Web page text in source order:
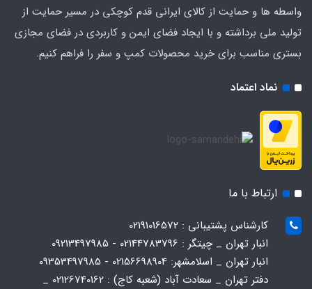
نماد اعتماد
واسطه ها و حمایت از کالای ایرانی قدم کوچکی در مسیر حمایت از
تولید ملی برداشته و با ایجاد فضای ایمن و کاربردی در فضای مجازی
بستری مناسب برای خرید محصولات کمپ و سفر را فراهم کنیم.
ارتباط با ما
کارشناس پشتیبانی : 02191016572
انبار تهران _ چیتگر : 02144783796 - 09213497985
انبار تهران _ اسلامشهر: 02156698904 - 09353497985
دفتر تهران _ سعادت آباد (شعبه کاج) : 02126740162 _